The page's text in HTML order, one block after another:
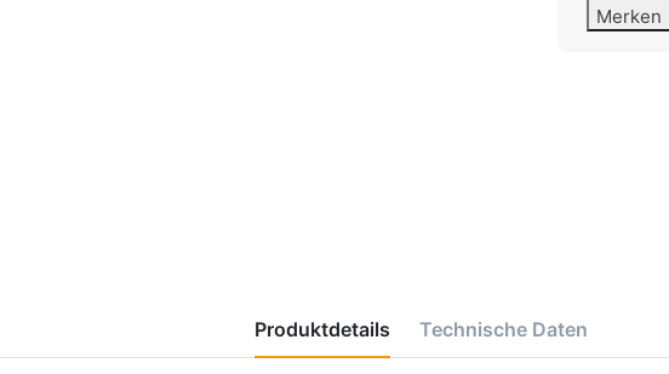
Merken
Produktdetails Technische Daten